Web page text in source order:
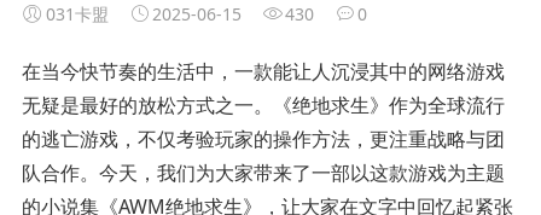
031卡盟 2025-06-15 430 0
在当今快节奏的生活中，一款能让人沉浸其中的网络游戏
无疑是最好的放松方式之一。《绝地求生》作为全球流行
的逃亡游戏，不仅考验玩家的操作方法，更注重战略与团
队合作。今天，我们为大家带来了一部以这款游戏为主题
的小说集《AWM绝地求生》，让大家在文字中回忆起紧张